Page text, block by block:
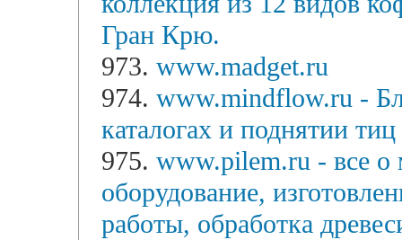
Гран Крю.
973. www.madget.ru
974. www.mindflow.ru -
каталогах и поднятии тиц
975. www.pilem.ru - все о
оборудование,
работы, обработка